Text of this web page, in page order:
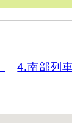
4.南部列